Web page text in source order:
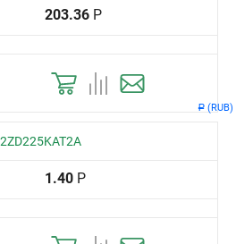
Р (RUB)
203.36 Р
1.40 Р